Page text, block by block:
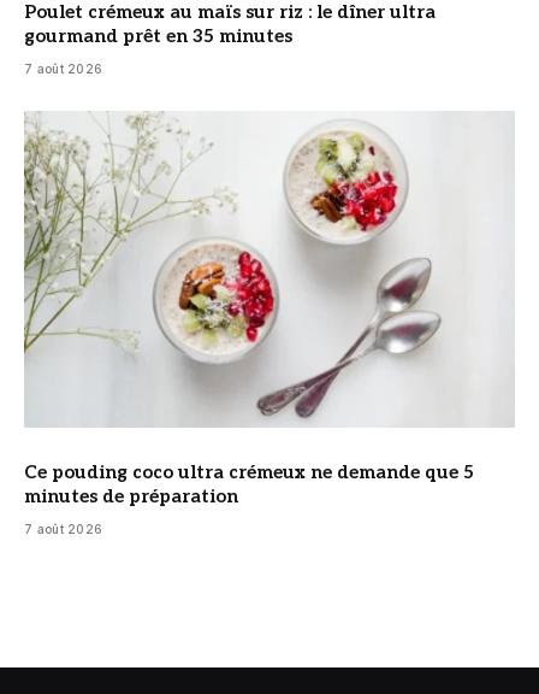
Poulet crémeux au maïs sur riz : le dîner ultra
gourmand prêt en 35 minutes
7 août 2026
© DR
Ce pouding coco ultra crémeux ne demande que 5
minutes de préparation
7 août 2026